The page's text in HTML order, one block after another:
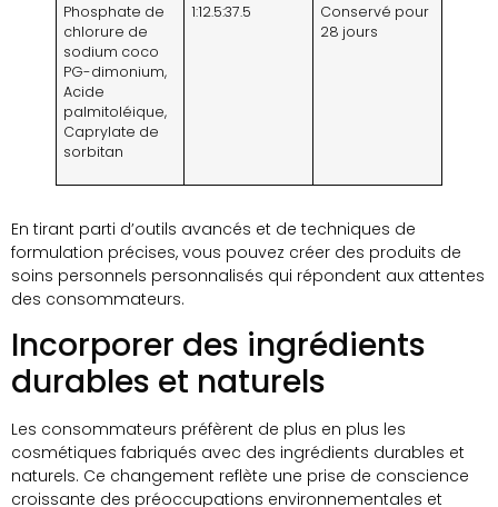
Phosphate de
chlorure de
sodium coco
PG-dimonium,
Acide
palmitoléique,
Caprylate de
sorbitan
1:12.5:37.5
Conservé pour
28 jours
En tirant parti d’outils avancés et de techniques de
formulation précises, vous pouvez créer des produits de
soins personnels personnalisés qui répondent aux attentes
des consommateurs.
Incorporer des ingrédients
durables et naturels
Les consommateurs préfèrent de plus en plus les
cosmétiques fabriqués avec des ingrédients durables et
naturels. Ce changement reflète une prise de conscience
croissante des préoccupations environnementales et